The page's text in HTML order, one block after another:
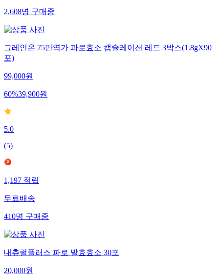
2,608명구매중
그레인온 75만역가 파로효소 캡슐레이션 레드 3박스(1.8gX90
포)
99,000원
60%39,900원
5.0
(5)
1,197적립
무료배송
410명구매중
내츄럴플러스 파로 발효효소 30포
20,000원